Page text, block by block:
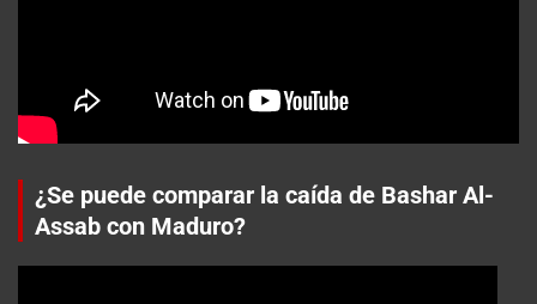
¿Se puede comparar la caída de Bashar Al-
Assab con Maduro?